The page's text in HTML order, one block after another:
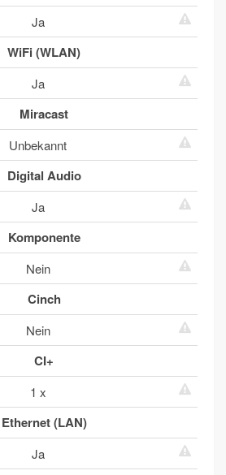
Ja
WiFi (WLAN)
Ja
Miracast
Unbekannt
Digital Audio
Ja
Komponente
Nein
Cinch
Nein
CI+
1 x
Ethernet (LAN)
Ja